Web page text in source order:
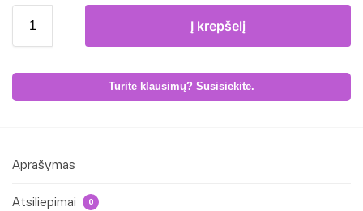
Į krepšelį
Turite klausimų? Susisiekite.
Aprašymas
Atsiliepimai 0